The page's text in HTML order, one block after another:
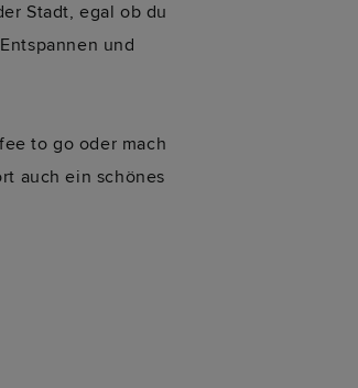
Stadt, egal ob du
und
to go oder mach
auch ein schönes